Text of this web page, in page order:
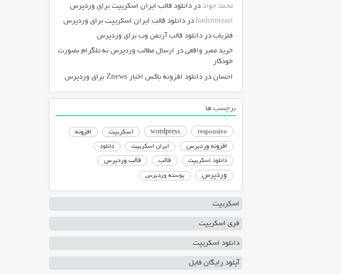
محمد جواد در دانلود قالب ایران اسکریپت برای وردپرس
hadimirzari در دانلود قالب ایران اسکریپت برای وردپرس
فلزیاب در دانلود قالب آرتمن وب برای وردپرس
خرید ممبر واقعی در ارسال مطالب وردپرس به تلگرام بصورت
خودکار
احسان در دانلود افزونه باکس اخبار Znews برای وردپرس
برچسب ها
responsive
wordpress اسکریپت
افزونه
افزونه وردپرس
ایران اسکریپت دانلود
دانلود اسکریپت قالب قالب وردپرس
وردپرس پوسته وردپرس
اسکریپت
فری اسکریپت
دانلود اسکریپت
آپلود رایگان فایل